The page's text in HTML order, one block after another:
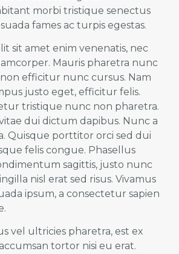
morbi tristique senectus
fames ac turpis egestas.
sit amet enim venenatis, nec
Mauris pharetra nunc
non efficitur nunc cursus. Nam
justo eget, efficitur felis.
tristique nunc non pharetra.
dui dictum dapibus. Nunc a
Quisque porttitor orci sed dui
felis congue. Phasellus
sagittis, justo nunc
nisl erat sed risus. Vivamus
ipsum, a consectetur sapien
vel ultricies pharetra, est ex
tortor nisi eu erat.